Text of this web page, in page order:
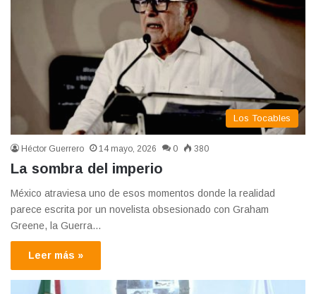
Los Tocables
Héctor Guerrero 14 mayo, 2026 0 380
La sombra del imperio
México atraviesa uno de esos momentos donde la realidad
parece escrita por un novelista obsesionado con Graham
Greene, la Guerra…
Leer más »